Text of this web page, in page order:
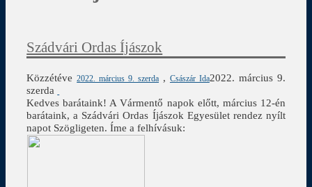
Szádvári Ordas Íjászok
Közzétéve2022. március 9. szerda , Császár Ida2022. március 9.
szerda
Kedves barátaink! A Vármentő napok előtt, március 12-én
barátaink, a Szádvári Ordas Íjászok Egyesület rendez nyílt
napot Szögligeten. Íme a felhívásuk: